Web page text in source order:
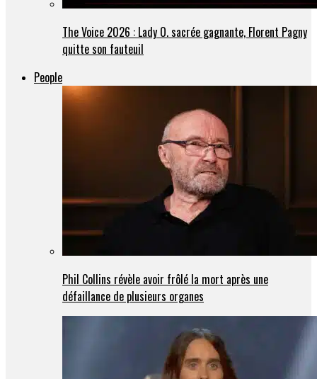
The Voice 2026 : Lady O. sacrée gagnante, Florent Pagny
quitte son fauteuil
People
Phil Collins révèle avoir frôlé la mort après une
défaillance de plusieurs organes